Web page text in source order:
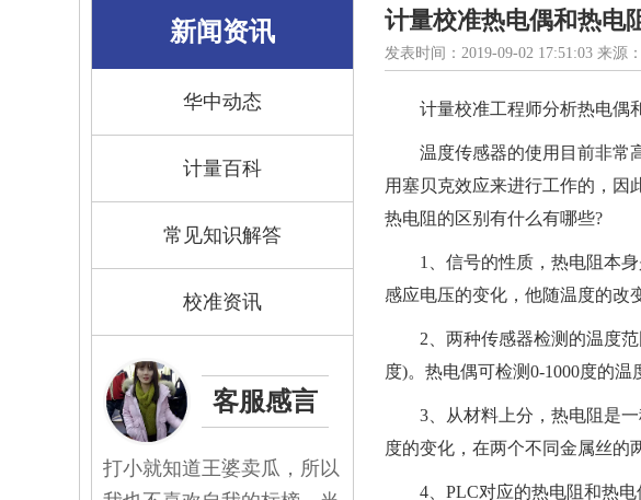
新闻资讯
华中动态
计量百科
常见知识解答
校准资讯
客服感言
打小就知道王婆卖瓜，所以
计量校准热电偶和热电
发表时间：2019-09-02 17:51:03 来源
计量校准工程师分析热电偶
温度传感器的使用目前非常
用塞贝克效应来进行工作的，因
热电阻的区别有什么有哪些?
1、信号的性质，热电阻本
感应电压的变化，他随温度的改
2、两种传感器检测的温度
度)。热电偶可检测0-1000度的
3、从材料上分，热电阻是
度的变化，在两个不同金属丝的
4、PLC对应的热电阻和热